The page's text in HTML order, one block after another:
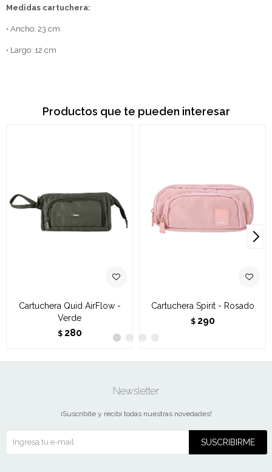
Medidas cartuchera:
• Ancho: 23 cm
• Largo: 12 cm
Productos que te pueden interesar
Cartuchera Quid AirFlow -
Verde
$ 280
Cartuchera Spirit - Rosado
$ 290
Newsletter
¡Suscribite y recibí todas nuestras novedades!
SUSCRIBIRME